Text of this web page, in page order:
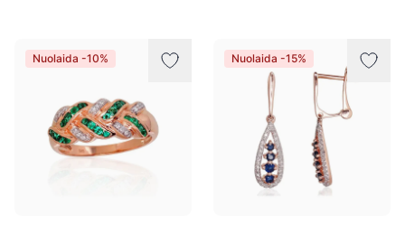
Nuolaida -10% Nuolaida -15%